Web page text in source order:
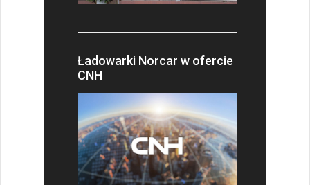
Ładowarki Norcar w ofercie
CNH